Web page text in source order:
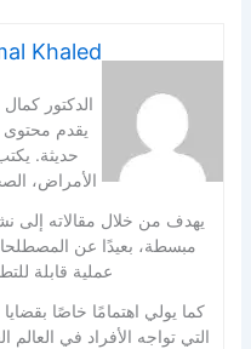
Khaled
الدكتور
يقدم محتوى
حديثة.
الأمراض،
يهدف من خلال مقالاته إلى
مبسطة، بعيدًا عن
عملية قابلة
كما يولي اهتمامًا خاصًا
التي تواجه الأفراد في